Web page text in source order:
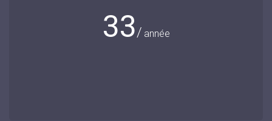
33 année